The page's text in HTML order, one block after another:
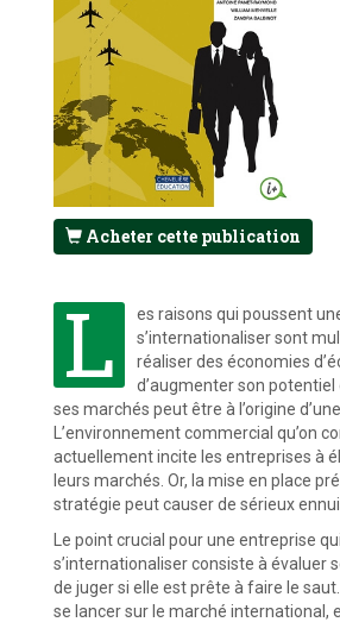
Acheter cette publication
L
es raisons qui poussent
s’internationaliser sont
réaliser des économies
d’augmenter son
ses marchés peut être à l’origine
L’environnement commercial qu’on
actuellement incite les entreprises à
leurs marchés. Or, la mise en place
stratégie peut causer de sérieux
Le point crucial pour une entreprise
s’internationaliser consiste à évaluer
de juger si elle est prête à faire le
se lancer sur le marché international,